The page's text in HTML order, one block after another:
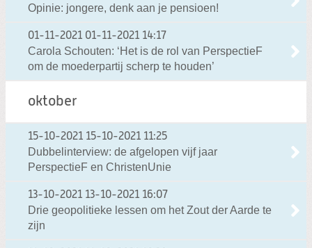
Opinie: jongere, denk aan je pensioen!
01-11-2021 01-11-2021 14:17
Carola Schouten: ‘Het is de rol van PerspectieF
om de moederpartij scherp te houden’
oktober
15-10-2021 15-10-2021 11:25
Dubbelinterview: de afgelopen vijf jaar
PerspectieF en ChristenUnie
13-10-2021 13-10-2021 16:07
Drie geopolitieke lessen om het Zout der Aarde te
zijn